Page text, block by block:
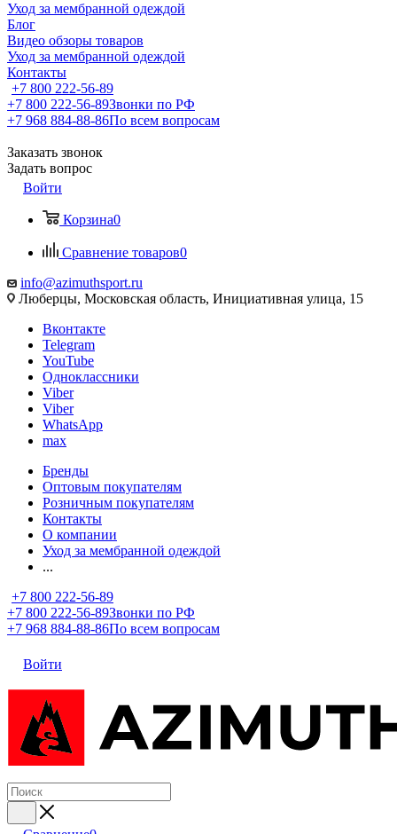
Уход за мембранной одеждой
Блог
Видео обзоры товаров
Уход за мембранной одеждой
Контакты
+7 800 222-56-89
+7 800 222-56-89Звонки по РФ
+7 968 884-88-86По всем вопросам
Заказать звонок
Задать вопрос
Войти
Корзина0
Сравнение товаров0
info@azimuthsport.ru
Люберцы, Московская область, Инициативная улица, 15
Вконтакте
Telegram
YouTube
Одноклассники
Viber
Viber
WhatsApp
max
Бренды
Оптовым покупателям
Розничным покупателям
Контакты
О компании
Уход за мембранной одеждой
...
+7 800 222-56-89
+7 800 222-56-89Звонки по РФ
+7 968 884-88-86По всем вопросам
Войти